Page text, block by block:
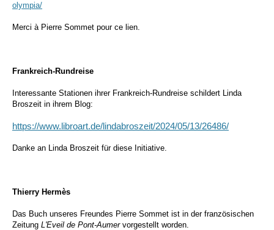
olympia/
Merci à Pierre Sommet pour ce lien.
Frankreich-Rundreise
Interessante Stationen ihrer Frankreich-Rundreise schildert Linda
Broszeit in ihrem Blog:
https://www.libroart.de/lindabroszeit/2024/05/13/26486/
Danke an Linda Broszeit für diese Initiative.
Thierry Hermès
Das Buch unseres Freundes Pierre Sommet ist in der französischen
Zeitung L'Eveil de Pont-Aumer vorgestellt worden.